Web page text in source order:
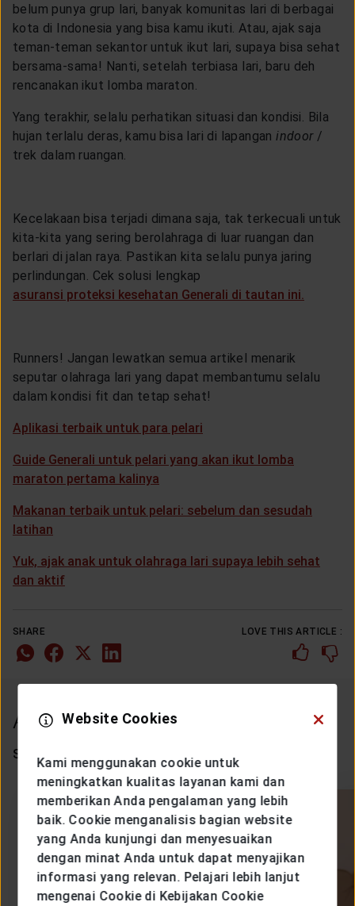
belum punya grup lari, banyak komunitas lari di berbagai
kota di Indonesia yang bisa kamu ikuti. Atau, ajak saja
teman-teman sekantor untuk ikut lari, supaya bisa sehat
bersama-sama! Nanti, setelah terbiasa lari, baru deh
rencanakan ikut lomba maraton.
Yang terakhir, selalu perhatikan situasi dan kondisi. Bila
hujan terlalu deras, kamu bisa lari di lapangan indoor/
trek dalam ruangan.
Kecelakaan bisa terjadi dimana saja, tak terkecuali untuk
kita-kita yang sering berolahraga di luar ruangan dan
berlari di jalan raya. Pastikan kita selalu punya jaring
perlindungan. Cek solusi lengkap
asuransi proteksi kesehatan Generali di tautan ini.
Runners! Jangan lewatkan semua artikel menarik
seputar olahraga lari yang dapat membantumu selalu
dalam kondisi fit dan tetap sehat!
Aplikasi terbaik untuk para pelari
Guide Generali untuk pelari yang akan ikut lomba
maraton pertama kalinya
Makanan terbaik untuk pelari: sebelum dan sesudah
latihan
Yuk, ajak anak untuk olahraga lari supaya lebih sehat
dan aktif
SHARE LOVE THIS ARTICLE :
Article Other
Some articles that might interest you.
Website Cookies
Kami menggunakan cookie untuk
meningkatkan kualitas layanan kami dan
memberikan Anda pengalaman yang lebih
baik. Cookie menganalisis bagian website
yang Anda kunjungi dan menyesuaikan
dengan minat Anda untuk dapat menyajikan
informasi yang relevan. Pelajari lebih lanjut
mengenai Cookie di Kebijakan Cookie